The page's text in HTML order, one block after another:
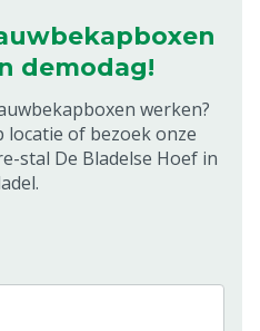
demodag!
werken?
locatie of bezoek onze
stal De Bladelse Hoef in